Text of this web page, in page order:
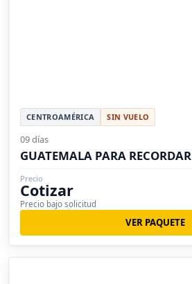
CENTROAMÉRICA SIN VUELO
09 días
GUATEMALA PARA RECORDAR
Precio
Cotizar
Precio bajo solicitud
VER PAQUETE